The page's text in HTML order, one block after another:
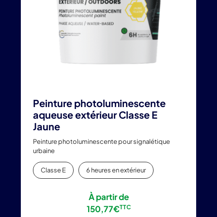
Peinture photoluminescente
aqueuse extérieur Classe E
Jaune
Peinture photoluminescente pour signalétique
urbaine
Classe E 6 heures en extérieur
À partir de
150,77€TTC
choisies
sur
la
page